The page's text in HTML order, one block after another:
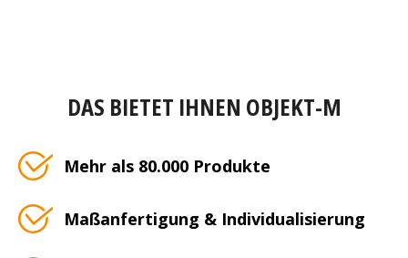
DAS BIETET IHNEN OBJEKT-M
Mehr als 80.000 Produkte
Maßanfertigung & Individualisierung